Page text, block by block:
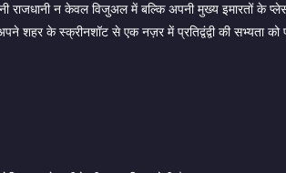
राजधानी न केवल विजुअल में बल्कि अपनी मुख्य इमारतों के
शहर के स्क्रीनशॉट से एक नज़र में प्रतिद्वंद्वी की सभ्यता